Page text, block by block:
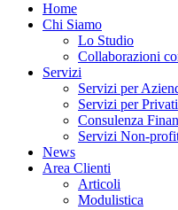
Home
Chi Siamo
Lo Studio
Collaborazioni
Servizi
Servizi per
Servizi per Privati
Consulenza
Servizi Non-
News
Area Clienti
Articoli
Modulistica